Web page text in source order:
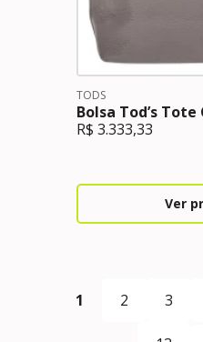
TODS
Bolsa Tod’s
R$ 3.333,33
Ver
1 2 3